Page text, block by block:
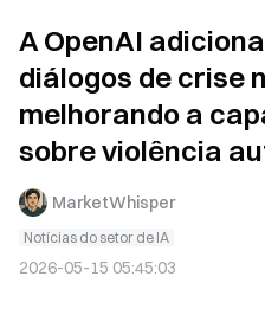
A OpenAI
diálogos de crise
melhorando a
sobre violência
MarketWhisper
Notícias do setor de IA
2026-05-15 05:45:03